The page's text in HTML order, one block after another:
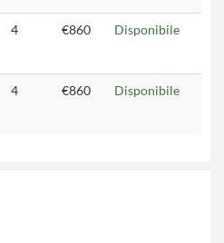
4 €860 Disponibile
4 €860 Disponibile